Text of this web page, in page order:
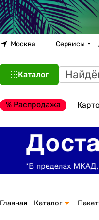
Москва Сервисы
Каталог
% Распродажа
Главная Каталог